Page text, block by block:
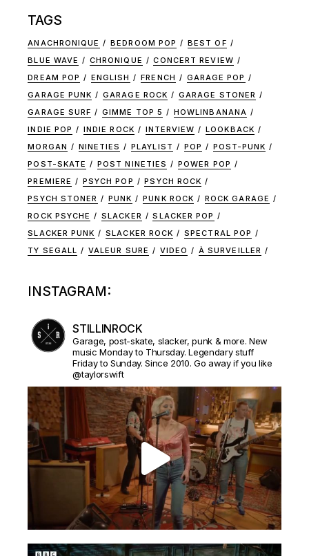
TAGS
ANACHRONIQUE BEDROOM POP
BEST OF
BLUE WAVE
CHRONIQUE
CONCERT REVIEW
DREAM POP
ENGLISH FRENCH
GARAGE POP
GARAGE PUNK
GARAGE ROCK
GARAGE STONER
GARAGE SURF
GIMME TOP 5
HOWLINBANANA
INDIE POP
INDIE ROCK INTERVIEW
LOOKBACK
MORGAN
NINETIES PLAYLIST POP
POST-PUNK
POST-SKATE
POST NINETIES
POWER POP
PREMIERE
PSYCH POP
PSYCH ROCK
PSYCH STONER
PUNK PUNK ROCK
ROCK GARAGE
ROCK PSYCHE
SLACKER
SLACKER POP
SLACKER PUNK
SLACKER ROCK
SPECTRAL POP
TY SEGALL
VALEUR SURE VIDEO À SURVEILLER
INSTAGRAM:
STILLINROCK
Garage, post-skate, slacker, punk & more. New
music Monday to Thursday. Legendary stuff
Friday to Sunday. Since 2010. Go away if you like
@taylorswift